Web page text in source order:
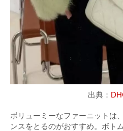
出典：
ボリューミーなファーニットは
ンスをとるのがおすすめ。ボト